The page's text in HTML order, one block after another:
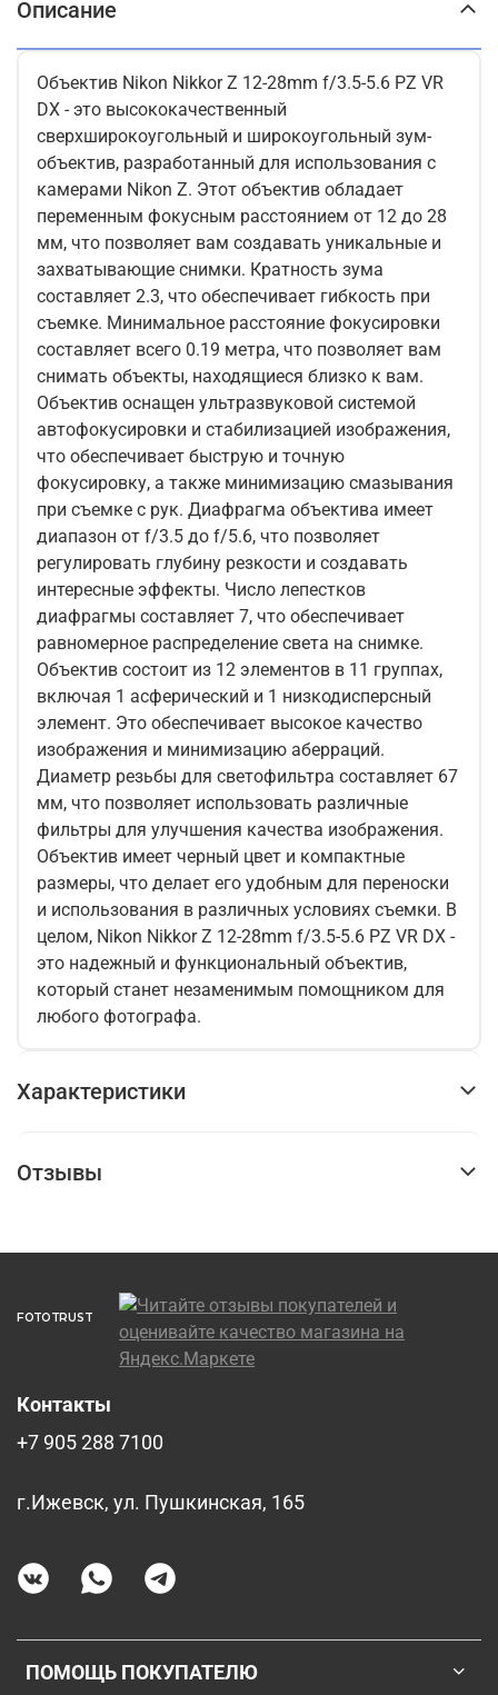
Описание
Объектив Nikon Nikkor Z 12-28mm f/3.5-5.6 PZ VR
DX - это высококачественный
сверхширокоугольный и широкоугольный зум-
объектив, разработанный для использования с
камерами Nikon Z. Этот объектив обладает
переменным фокусным расстоянием от 12 до 28
мм, что позволяет вам создавать уникальные и
захватывающие снимки. Кратность зума
составляет 2.3, что обеспечивает гибкость при
съемке. Минимальное расстояние фокусировки
составляет всего 0.19 метра, что позволяет вам
снимать объекты, находящиеся близко к вам.
Объектив оснащен ультразвуковой системой
автофокусировки и стабилизацией изображения,
что обеспечивает быструю и точную
фокусировку, а также минимизацию смазывания
при съемке с рук. Диафрагма объектива имеет
диапазон от f/3.5 до f/5.6, что позволяет
регулировать глубину резкости и создавать
интересные эффекты. Число лепестков
диафрагмы составляет 7, что обеспечивает
равномерное распределение света на снимке.
Объектив состоит из 12 элементов в 11 группах,
включая 1 асферический и 1 низкодисперсный
элемент. Это обеспечивает высокое качество
изображения и минимизацию аберраций.
Диаметр резьбы для светофильтра составляет 67
мм, что позволяет использовать различные
фильтры для улучшения качества изображения.
Объектив имеет черный цвет и компактные
размеры, что делает его удобным для переноски
и использования в различных условиях съемки. В
целом, Nikon Nikkor Z 12-28mm f/3.5-5.6 PZ VR DX -
это надежный и функциональный объектив,
который станет незаменимым помощником для
любого фотографа.
Характеристики
Отзывы
FOTOTRUST
ПОМОЩЬ ПОКУПАТЕЛЮ
Контакты
+7 905 288 7100
г.Ижевск, ул. Пушкинская, 165